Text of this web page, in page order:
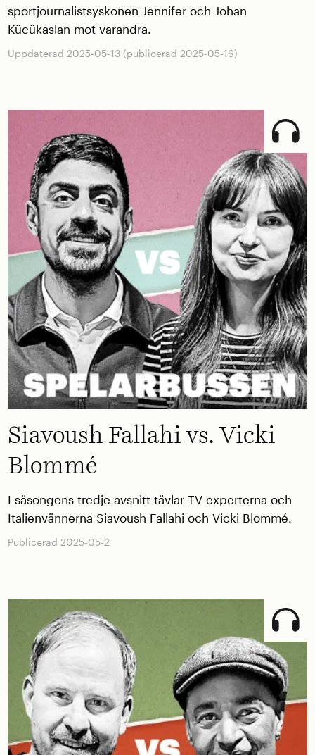
sportjournalistsyskonen Jennifer och Johan
Kücükaslan mot varandra.
Uppdaterad 2025-05-13 (publicerad 2025-05-16)
Siavoush Fallahi vs. Vicki
Blommé
I säsongens tredje avsnitt tävlar TV-experterna och
Italienvännerna Siavoush Fallahi och Vicki Blommé.
Publicerad 2025-05-2